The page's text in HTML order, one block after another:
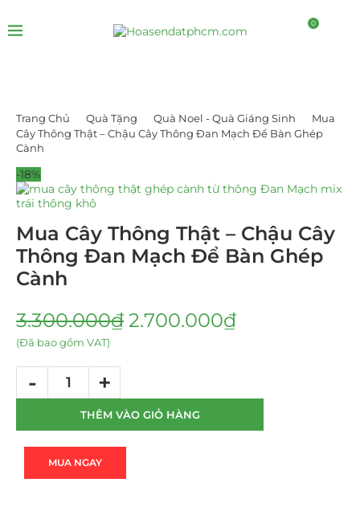
0
Trang Chủ Quà Tặng Quà Noel - Quà Giáng Sinh
Mua
Cây Thông Thật – Chậu Cây Thông Đan Mạch Để Bàn Ghép
Cành
-18%
Mua Cây Thông Thật – Chậu Cây
Thông Đan Mạch Để Bàn Ghép
Cành
3.300.000₫ 2.700.000₫
(Đã bao gồm VAT)
THÊM VÀO GIỎ HÀNG
MUA NGAY